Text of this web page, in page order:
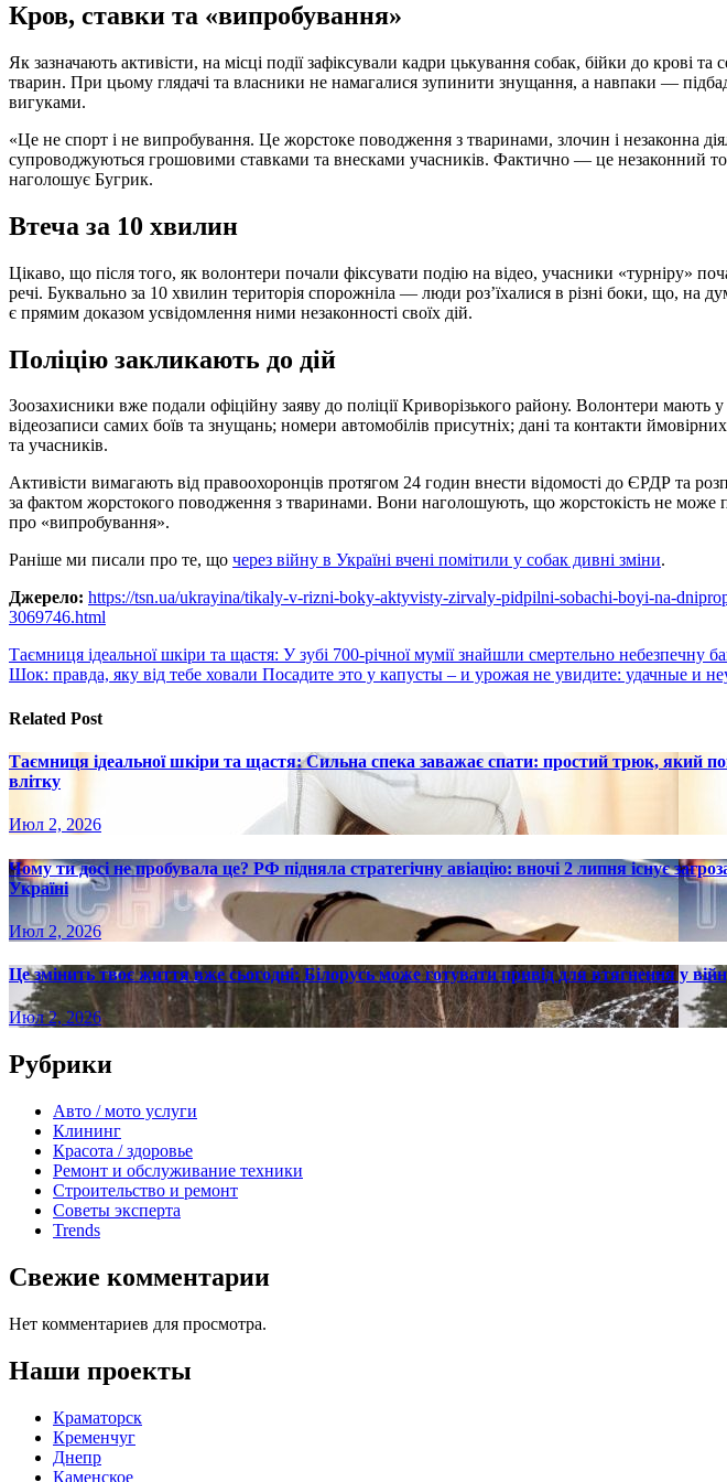
Кров, ставки та «випробування»
Як зазначають активісти, на місці події зафіксували кадри цькування собак, бійки до крові та
тварин. При цьому глядачі та власники не намагалися зупинити знущання, а навпаки —
вигуками.
«Це не спорт і не випробування. Це жорстоке поводження з тваринами, злочин і незаконна
супроводжуються грошовими ставками та внесками учасників. Фактично — це незаконний
наголошує Бугрик.
Втеча за 10 хвилин
Цікаво, що після того, як волонтери почали фіксувати подію на відео, учасники «турніру»
речі. Буквально за 10 хвилин територія спорожніла — люди роз’їхалися в різні боки, що, на
є прямим доказом усвідомлення ними незаконності своїх дій.
Поліцію закликають до дій
Зоозахисники вже подали офіційну заяву до поліції Криворізького району. Волонтери мають
відеозаписи самих боїв та знущань; номери автомобілів присутніх; дані та контакти ймовірних
та учасників.
Активісти вимагають від правоохоронців протягом 24 годин внести відомості до ЄРДР та
за фактом жорстокого поводження з тваринами. Вони наголошують, що жорстокість не може
про «випробування».
Раніше ми писали про те, що через війну в Україні вчені помітили у собак дивні зміни.
Джерело: https://tsn.ua/ukrayina/tikaly-v-rizni-boky-aktyvisty-zirvaly-pidpilni-sobachi-boyi-na-
3069746.html
Навигация
по
записям
Таємниця ідеальної шкіри та щастя: У зубі 700-річної мумії знайшли смертельно небезпечну
Шок: правда, яку від тебе ховали Посадите это у капусты – и урожая не увидите: удачные и
Related Post
Таємниця ідеальної шкіри та щастя: Сильна спека заважає спати: простий трюк, який
влітку
Июл 2, 2026
Чому ти досі не пробувала це? РФ підняла стратегічну авіацію: вночі 2 липня існує
Україні
Июл 2, 2026
Це змінить твоє життя вже сьогодні: Білорусь може готувати привід для втягнення у
Июл 2, 2026
Рубрики
Авто / мото услуги
Клининг
Красота / здоровье
Ремонт и обслуживание техники
Строительство и ремонт
Советы эксперта
Trends
Свежие комментарии
Нет комментариев для просмотра.
Наши проекты
Краматорск
Кременчуг
Днепр
Каменское